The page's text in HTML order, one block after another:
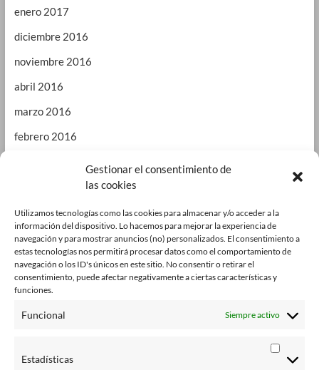
Gestionar el consentimiento de
las cookies
Utilizamos tecnologías como las cookies para almacenar y/o acceder a la
información del dispositivo. Lo hacemos para mejorar la experiencia de
navegación y para mostrar anuncios (no) personalizados. El consentimiento a
estas tecnologías nos permitirá procesar datos como el comportamiento de
navegación o los ID's únicos en este sitio. No consentir o retirar el
consentimiento, puede afectar negativamente a ciertas características y
funciones.
Funcional Siempre activo
Estadísticas
enero 2017
diciembre 2016
noviembre 2016
abril 2016
marzo 2016
febrero 2016
septiembre 2015
enero 2015
octubre 2014
julio 2014
junio 2014
enero 2014
agosto 2013